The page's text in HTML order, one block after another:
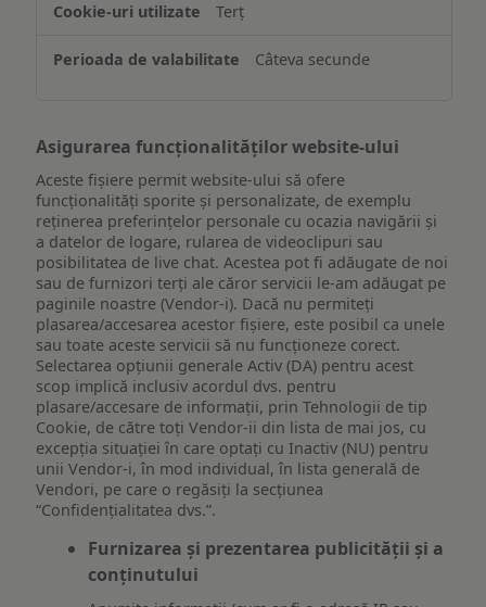
pe
dispozitiv
Terț
Câteva secunde
Asigurarea funcționalităților website-ului
Aceste fișiere permit website-ului să ofere
funcționalități sporite și personalizate, de exemplu
reţinerea preferinţelor personale cu ocazia navigării și
a datelor de logare, rularea de videoclipuri sau
posibilitatea de live chat. Acestea pot fi adăugate de noi
sau de furnizori terți ale căror servicii le-am adăugat pe
paginile noastre (Vendor-i). Dacă nu permiteți
plasarea/accesarea acestor fișiere, este posibil ca unele
sau toate aceste servicii să nu funcționeze corect.
Selectarea opțiunii generale Activ (DA) pentru acest
scop implică inclusiv acordul dvs. pentru
plasare/accesare de informații, prin Tehnologii de tip
Cookie, de către toți Vendor-ii din lista de mai jos, cu
excepția situației în care optați cu Inactiv (NU) pentru
unii Vendor-i, în mod individual, în lista generală de
Vendori, pe care o regăsiți la secțiunea
“Confidențialitatea dvs.”.
Furnizarea și prezentarea publicității și a
conținutului